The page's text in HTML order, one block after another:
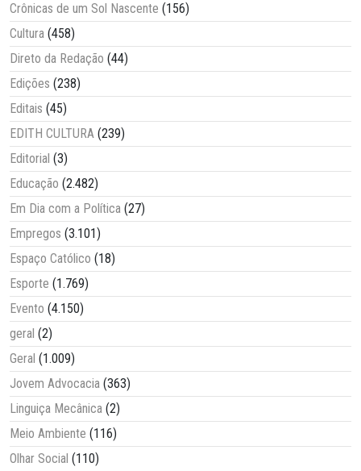
Crônicas de um Sol Nascente (156)
Cultura (458)
Direto da Redação (44)
Edições (238)
Editais (45)
EDITH CULTURA (239)
Editorial (3)
Educação (2.482)
Em Dia com a Política (27)
Empregos (3.101)
Espaço Católico (18)
Esporte (1.769)
Evento (4.150)
geral (2)
Geral (1.009)
Jovem Advocacia (363)
Linguiça Mecânica (2)
Meio Ambiente (116)
Olhar Social (110)